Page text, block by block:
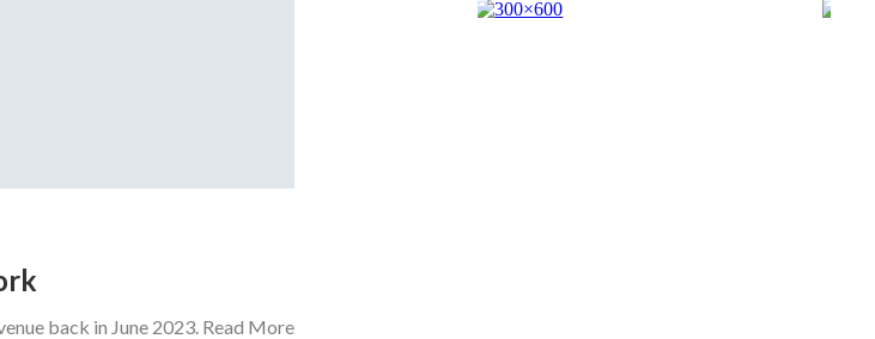
back in June 2023. Read More